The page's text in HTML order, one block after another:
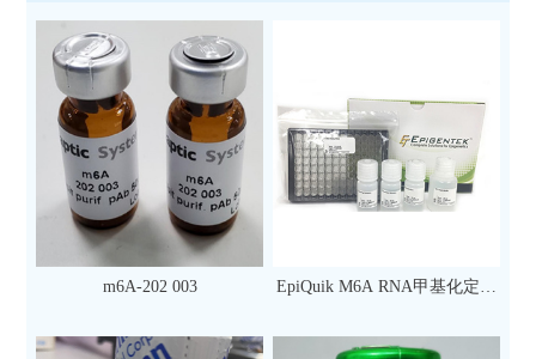
m6A-202 003
EpiQuik M6A RNA甲基化定量
次）